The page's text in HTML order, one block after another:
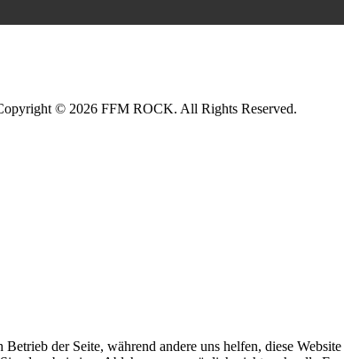
© 2026 FFM ROCK. All Rights Reserved.
der Seite, während andere uns helfen, diese